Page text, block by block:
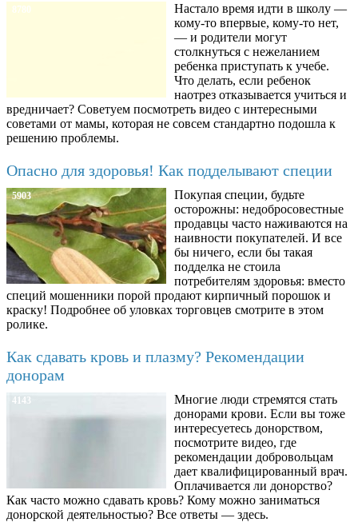
8780
Настало время идти в школу —
кому-то впервые, кому-то нет,
— и родители могут
столкнуться с нежеланием
ребенка приступать к учебе.
Что делать, если ребенок
наотрез отказывается учиться и
вредничает? Советуем посмотреть видео с интересными
советами от мамы, которая не совсем стандартно подошла к
решению проблемы.
Опасно для здоровья! Как подделывают специи
5903
Покупая специи, будьте
осторожны: недобросовестные
продавцы часто наживаются на
наивности покупателей. И все
бы ничего, если бы такая
подделка не стоила
потребителям здоровья: вместо
специй мошенники порой продают кирпичный порошок и
краску! Подробнее об уловках торговцев смотрите в этом
ролике.
Как сдавать кровь и плазму? Рекомендации
донорам
4143
Многие люди стремятся стать
донорами крови. Если вы тоже
интересуетесь донорством,
посмотрите видео, где
рекомендации добровольцам
дает квалифицированный врач.
Оплачивается ли донорство?
Как часто можно сдавать кровь? Кому можно заниматься
донорской деятельностью? Все ответы — здесь.